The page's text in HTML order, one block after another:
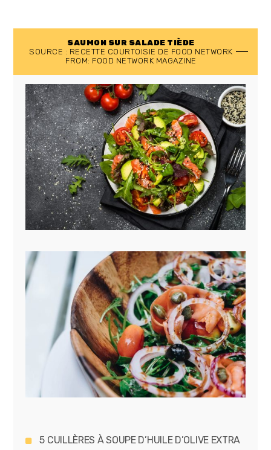
SAUMON SUR SALADE TIÈDE
SOURCE : RECETTE COURTOISIE DE FOOD NETWORK
FROM: FOOD NETWORK MAGAZINE
5 CUILLÈRES À SOUPE D’HUILE D’OLIVE EXTRA